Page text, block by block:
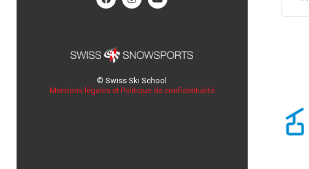
© Swiss Ski School
Mentions légales et Politique de confidentialité